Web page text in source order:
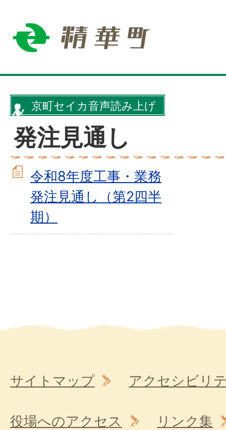
京町セイカ音声読み上げ
発注見通し
令和8年度工事・業務
発注見通し（第2四半
期）
サイトマップ アクセシビリ
役場へのアクセス リンク集